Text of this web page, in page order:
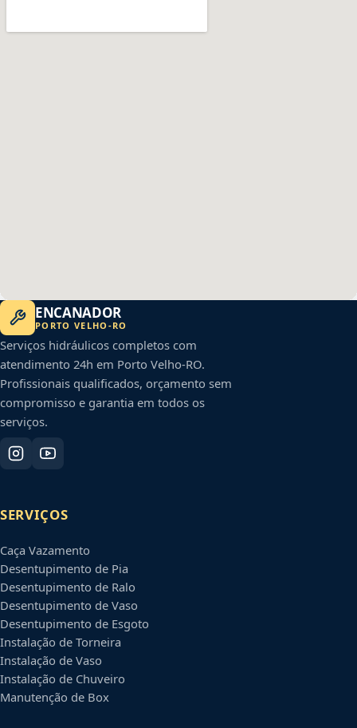
ENCANADOR
PORTO VELHO -RO
Serviços hidráulicos completos com
atendimento 24h em Porto Velho-RO.
Profissionais qualificados, orçamento sem
compromisso e garantia em todos os
serviços.
SERVIÇOS
Caça Vazamento
Desentupimento de Pia
Desentupimento de Ralo
Desentupimento de Vaso
Desentupimento de Esgoto
Instalação de Torneira
Instalação de Vaso
Instalação de Chuveiro
Manutenção de Box